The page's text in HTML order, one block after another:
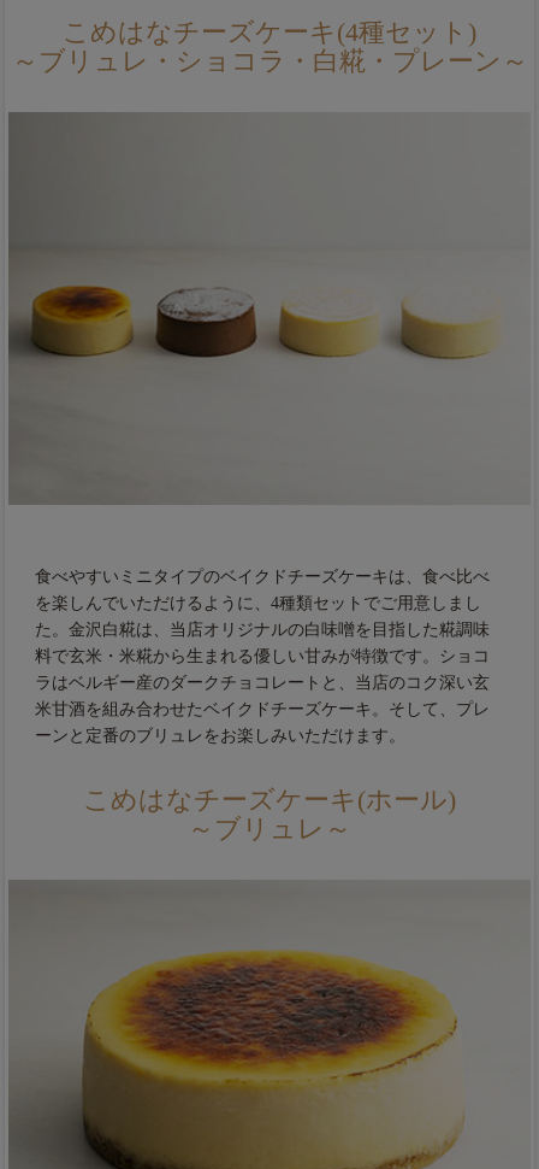
こめはなチーズケーキ(4種セット)
～ブリュレ・ショコラ・白糀・プレーン～
食べやすいミニタイプのベイクドチーズケーキは、食べ比べ
を楽しんでいただけるように、4種類セットでご用意しまし
た。金沢白糀は、当店オリジナルの白味噌を目指した糀調味
料で玄米・米糀から生まれる優しい甘みが特徴です。ショコ
ラはベルギー産のダークチョコレートと、当店のコク深い玄
米甘酒を組み合わせたベイクドチーズケーキ。そして、プレ
ーンと定番のブリュレをお楽しみいただけます。
こめはなチーズケーキ(ホール)
～ブリュレ～